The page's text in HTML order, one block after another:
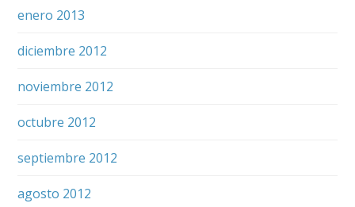
enero 2013
diciembre 2012
noviembre 2012
octubre 2012
septiembre 2012
agosto 2012